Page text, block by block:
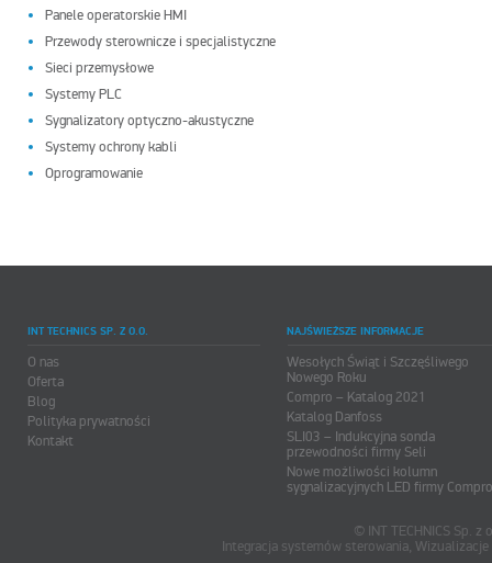
Panele operatorskie HMI
Przewody sterownicze i specjalistyczne
Sieci przemysłowe
Systemy PLC
Sygnalizatory optyczno-akustyczne
Systemy ochrony kabli
Oprogramowanie
INT TECHNICS SP. Z O.O.
O nas
Oferta
Blog
Polityka prywatności
Kontakt
NAJŚWIEŻSZE INFORMACJE
Wesołych Świąt i Szczęśliwego
Nowego Roku
Compro – Katalog 2021
Katalog Danfoss
SLI03 – Indukcyjna sonda
przewodności firmy Seli
Nowe możliwości kolumn
sygnalizacyjnych LED firmy
© INT TECHNICS Sp.
Integracja systemów sterowania,